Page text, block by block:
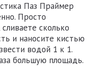
Паз Праймер
Просто
сколько
и наносите кистью
водой 1 к 1.
большую площадь.